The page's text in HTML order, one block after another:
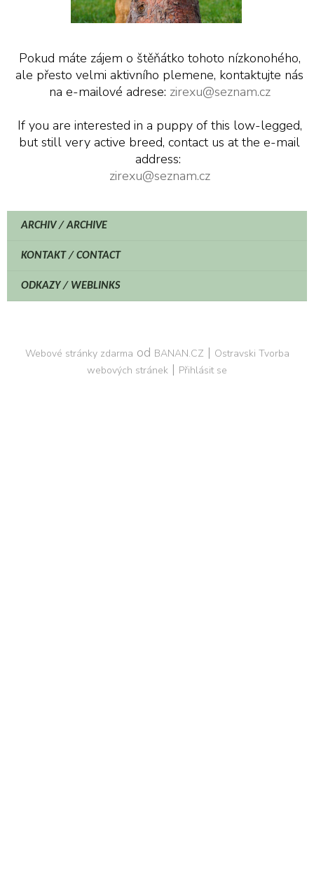
Pokud máte zájem o štěňátko tohoto nízkonohého,
ale přesto velmi aktivního plemene, kontaktujte nás
na e-mailové adrese: zirexu@seznam.cz
If you are interested in a puppy of this low-legged,
but still very active breed, contact us at the e-mail
address:
zirexu@seznam.cz
ARCHIV / ARCHIVE
KONTAKT / CONTACT
ODKAZY / WEBLINKS
Webové stránky zdarma od BANAN.CZ | Ostravski Tvorba
webových stránek | Přihlásit se